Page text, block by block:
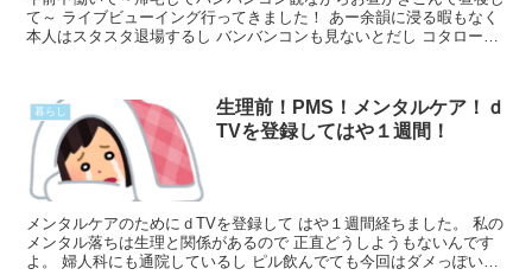
て～ ライブビューイング行ってきました！ あー余韻に浸る暇もなく
本人はスタスタ退場するし バンバンコンも見ないとだし コタローも
暮らし
生理前！PMS！メンタルケア！ｄ
TVを登録してはや１週間！
メンタルケアのためにｄTVを登録して はや１週間経ちました。 私の
メンタル落ちは生理と関係があるので 正直どうしようもないんです
よ。 婦人科にも通院しているし ピル飲んでても今回はダメっぽい。